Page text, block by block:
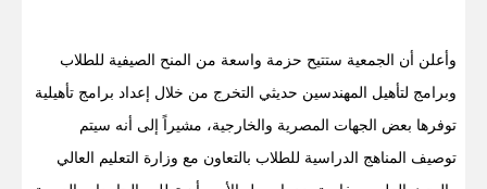
وأعلن أن الجمعية ستتيح حزمة واسعة من المنح الصيفية للطلاب
وبرامج لتأهيل المهندسين حديثي التخرج من خلال إعداد برامج تأهيلية
توفرها بعض الجهات المصرية والخارجية، مشيراً إلى أنه سيتم
توصيف المناهج الدراسية للطلاب بالتعاون مع وزارة التعليم العالي